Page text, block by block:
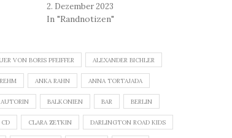
2. Dezember 2023
In "Randnotizen"
VON BORIS PFEIFFER ALEXANDER BICHLER
ANKA RAHN ANNA TORTAJADA
AUTORIN BALKONIEN BAR BERLIN
CD CLARA ZETKIN DARLINGTON ROAD KIDS